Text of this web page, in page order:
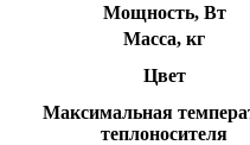
Мощность, Вт
Масса, кг
Цвет
Максимальная
теплоносителя